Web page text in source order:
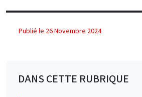
Publié le 26 Novembre 2024
DANS CETTE RUBRIQUE